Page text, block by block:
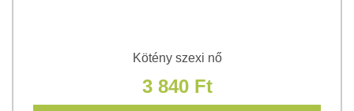
Kötény szexi nő
3 840 Ft